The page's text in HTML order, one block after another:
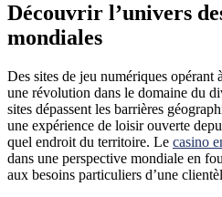
Découvrir l’univers
mondiales
Des sites de jeu numériques opérant
une révolution dans le domaine du
sites dépassent les barrières
une expérience de loisir ouverte
quel endroit du territoire. Le casino
dans une perspective mondiale en
aux besoins particuliers d’une